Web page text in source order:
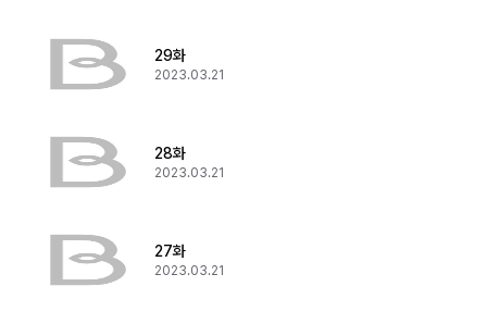
29화
2023.03.21
28화
2023.03.21
27화
2023.03.21